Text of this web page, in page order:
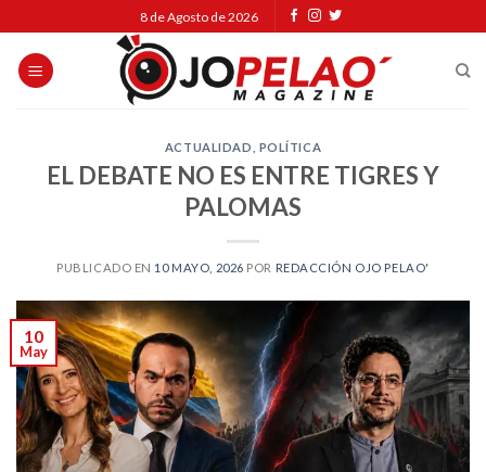
to
content
8 de Agosto de 2026
ACTUALIDAD POLÍTICA
EL DEBATE NO ES ENTRE TIGRES Y
PALOMAS
PUBLICADO EN 10 MAYO, 2026 POR REDACCIÓN OJO PELAO'
10
May